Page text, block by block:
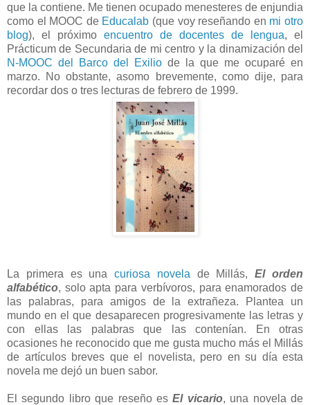
que la contiene. Me tienen ocupado menesteres de enjundia
como el MOOC de Educalab (que voy reseñando en mi otro
blog), el próximo encuentro de docentes de lengua, el
Prácticum de Secundaria de mi centro y la dinamización del
N-MOOC del Barco del Exilio de la que me ocuparé en
marzo. No obstante, asomo brevemente, como dije, para
recordar dos o tres lecturas de febrero de 1999.
La primera es unacuriosa novela de Millás,El orden
alfabético, solo apta para verbívoros, para enamorados de
las palabras, para amigos de la extrañeza. Plantea un
mundo en el que desaparecen progresivamente las letras y
con ellas las palabras que las contenían. En otras
ocasiones he reconocido que me gusta mucho más el Millás
de artículos breves que el novelista, pero en su día esta
novela me dejó un buen sabor.
El segundo libro que reseño esEl vicario, una novela de